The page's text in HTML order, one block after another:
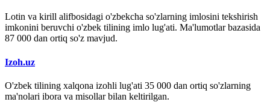
Lotin va kirill alifbosidagi o'zbekcha so'zlarning imlosini tekshirish
imkonini beruvchi o'zbek tilining imlo lug'ati. Ma'lumotlar bazasida
87 000 dan ortiq so'z mavjud.
Izoh.uz
O'zbek tilining xalqona izohli lug'ati 35 000 dan ortiq so'zlarning
ma'nolari ibora va misollar bilan keltirilgan.